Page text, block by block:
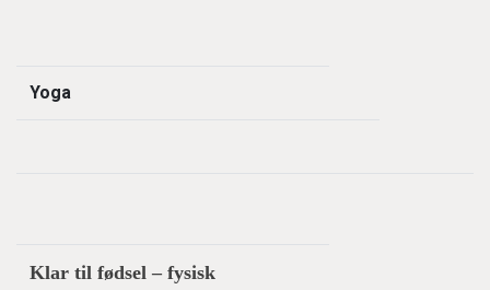
Yoga
Klar til fødsel – fysisk